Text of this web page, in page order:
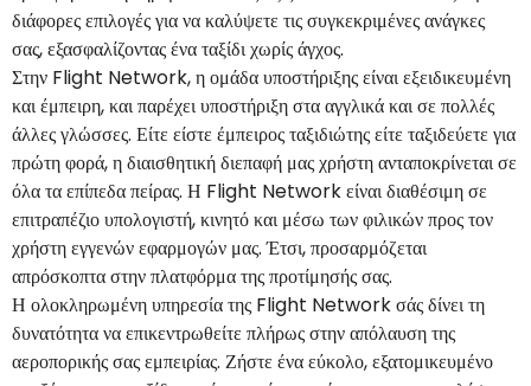
διάφορες επιλογές για να καλύψετε τις συγκεκριμένες ανάγκες
σας, εξασφαλίζοντας ένα ταξίδι χωρίς άγχος.
Στην Flight Network, η ομάδα υποστήριξης είναι εξειδικευμένη
και έμπειρη, και παρέχει υποστήριξη στα αγγλικά και σε πολλές
άλλες γλώσσες. Είτε είστε έμπειρος ταξιδιώτης είτε ταξιδεύετε για
πρώτη φορά, η διαισθητική διεπαφή μας χρήστη ανταποκρίνεται σε
όλα τα επίπεδα πείρας. Η Flight Network είναι διαθέσιμη σε
επιτραπέζιο υπολογιστή, κινητό και μέσω των φιλικών προς τον
χρήστη εγγενών εφαρμογών μας. Έτσι, προσαρμόζεται
απρόσκοπτα στην πλατφόρμα της προτίμησής σας.
Η ολοκληρωμένη υπηρεσία της Flight Network σάς δίνει τη
δυνατότητα να επικεντρωθείτε πλήρως στην απόλαυση της
αεροπορικής σας εμπειρίας. Ζήστε ένα εύκολο, εξατομικευμένο